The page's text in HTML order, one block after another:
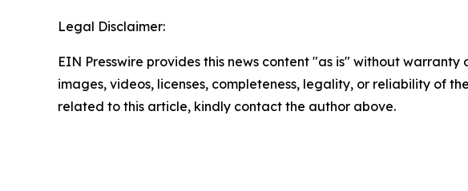
Legal Disclaimer:
EIN Presswire provides this news content "as is" without
images, videos, licenses, completeness, legality, or reliability of
related to this article, kindly contact the author above.